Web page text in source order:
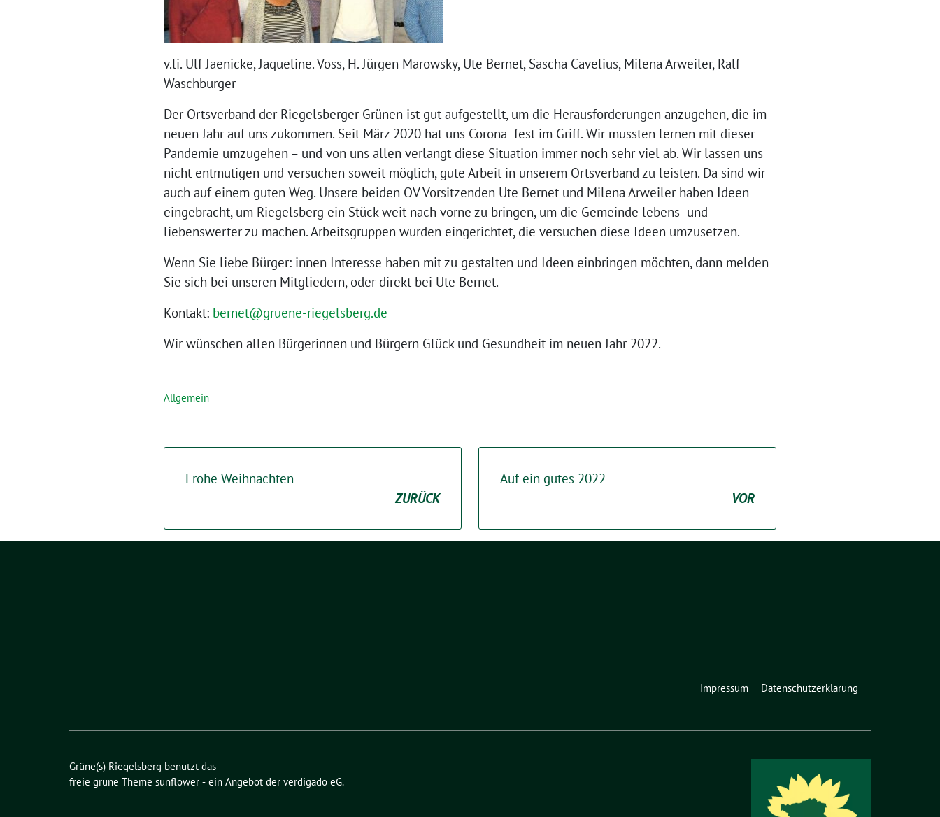
v.li. Ulf Jaenicke, Jaqueline. Voss, H. Jürgen Marowsky, Ute Bernet, Sascha Cavelius, Milena Arweiler, Ralf
Waschburger
Der Ortsverband der Riegelsberger Grünen ist gut aufgestellt, um die Herausforderungen anzugehen, die im
neuen Jahr auf uns zukommen. Seit März 2020 hat uns Corona fest im Griff. Wir mussten lernen mit dieser
Pandemie umzugehen – und von uns allen verlangt diese Situation immer noch sehr viel ab. Wir lassen uns
nicht entmutigen und versuchen soweit möglich, gute Arbeit in unserem Ortsverband zu leisten. Da sind wir
auch auf einem guten Weg. Unsere beiden OV Vorsitzenden Ute Bernet und Milena Arweiler haben Ideen
eingebracht, um Riegelsberg ein Stück weit nach vorne zu bringen, um die Gemeinde lebens- und
liebenswerter zu machen. Arbeitsgruppen wurden eingerichtet, die versuchen diese Ideen umzusetzen.
Wenn Sie liebe Bürger: innen Interesse haben mit zu gestalten und Ideen einbringen möchten, dann melden
Sie sich bei unseren Mitgliedern, oder direkt bei Ute Bernet.
Kontakt: bernet@gruene-riegelsberg.de
Wir wünschen allen Bürgerinnen und Bürgern Glück und Gesundheit im neuen Jahr 2022.
Allgemein
Frohe Weihnachten
ZURÜCK
Auf ein gutes 2022
VOR
Impressum Datenschutzerklärung
Grüne(s) Riegelsberg benutzt das
freie grüne Theme sunflower ‐ ein Angebot der verdigado eG.